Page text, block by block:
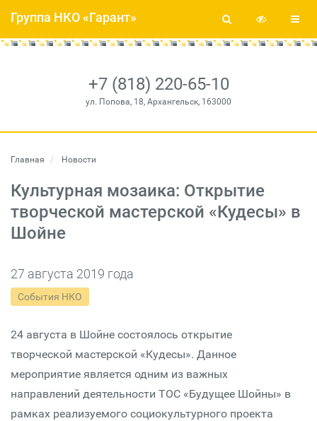
+7 (818) 220-65-10
ул. Попова, 18, Архангельск, 163000
Группа НКО «Гарант»
Главная Новости
Культурная мозаика: Открытие
творческой мастерской «Кудесы» в
Шойне
27 августа 2019 года
События НКО
24 августа в Шойне состоялось открытие
творческой мастерской «Кудесы». Данное
мероприятие является одним из важных
направлений деятельности ТОС «Будущее Шойны» в
рамках реализуемого социокультурного проекта